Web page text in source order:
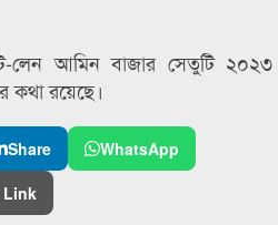
লেন আমিন বাজার সেতুটি ২০২৩
কথা রয়েছে।
Share
WhatsApp
Link